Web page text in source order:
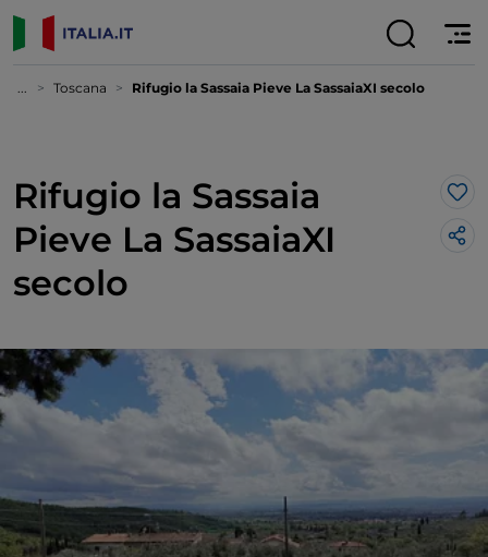
... Toscana Rifugio la Sassaia Pieve La SassaiaXI secolo
Rifugio la Sassaia
Pieve La SassaiaXI
secolo